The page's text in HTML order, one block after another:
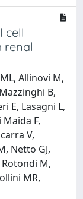
cell
renal
Allinovi M,
B,
E, Lasagni L,
F,
V,
Netto GJ,
Rotondi M,
MR,